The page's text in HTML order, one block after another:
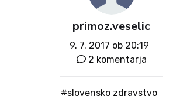
primoz.veselic
9. 7. 2017 ob 20:19
2 komentarja
#slovensko zdravstvo